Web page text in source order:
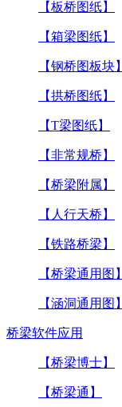
【板桥图纸】
【箱梁图纸】
【钢桥图板块】
【拱桥图纸】
【T梁图纸】
【非常规桥】
【桥梁附属】
【人行天桥】
【铁路桥梁】
【桥梁通用图】
【涵洞通用图】
桥梁软件应用
【桥梁博士】
【桥梁通】